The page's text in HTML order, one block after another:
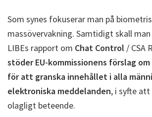
Som synes fokuserar man på
massövervakning. Samtidigt skall
LIBEs rapport om Chat Control / CSA
stöder EU-kommissionens förslag
för att granska innehållet i alla
elektroniska meddelanden, i syfte
olagligt beteende.